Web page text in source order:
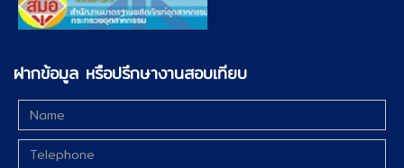
ฝากข้อมูล หรือปรึกษางานสอบเทียบ